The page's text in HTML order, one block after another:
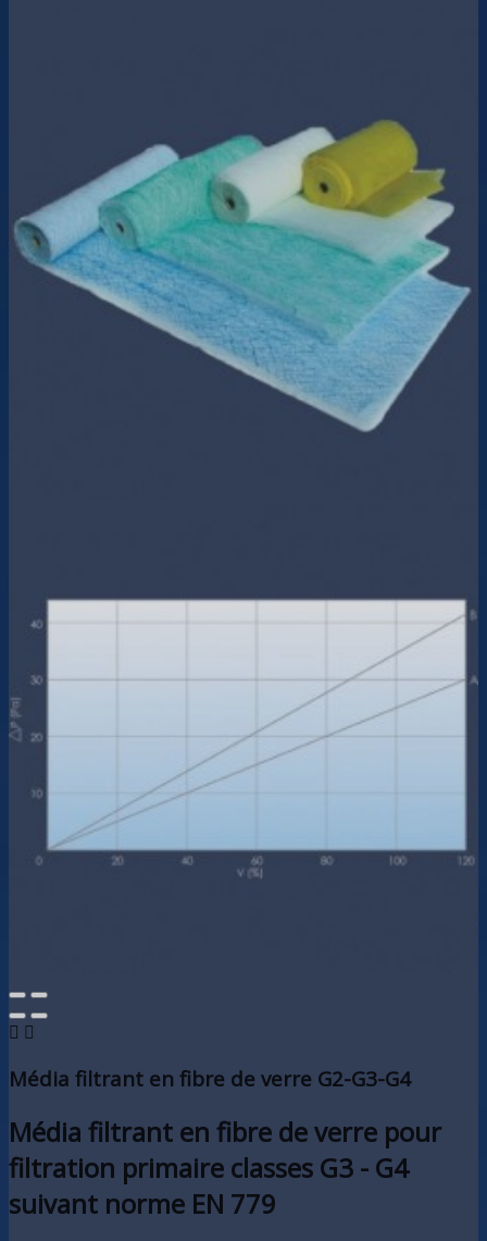
 
Média filtrant en fibre de verre G2-G3-G4
Média filtrant en fibre de verre pour
filtration primaire classes G3 - G4
suivant norme EN 779